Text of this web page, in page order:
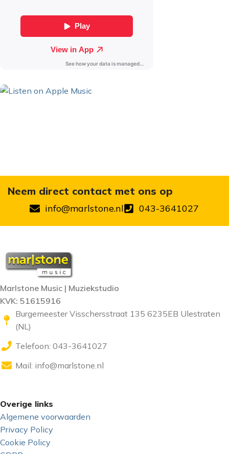
Neem direct contact met ons op
info@marlstone.nl 043-3641027
Marlstone Music | Muziekstudio
KVK: 51615916
Burgemeester Visschersstraat 135 6235EB Ulestraten
(NL)
Telefoon: 043-3641027
Mail: info@marlstone.nl
Overige links
Algemene voorwaarden
Privacy Policy
Cookie Policy